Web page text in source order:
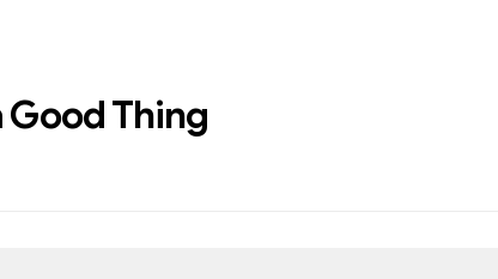
Good Thing